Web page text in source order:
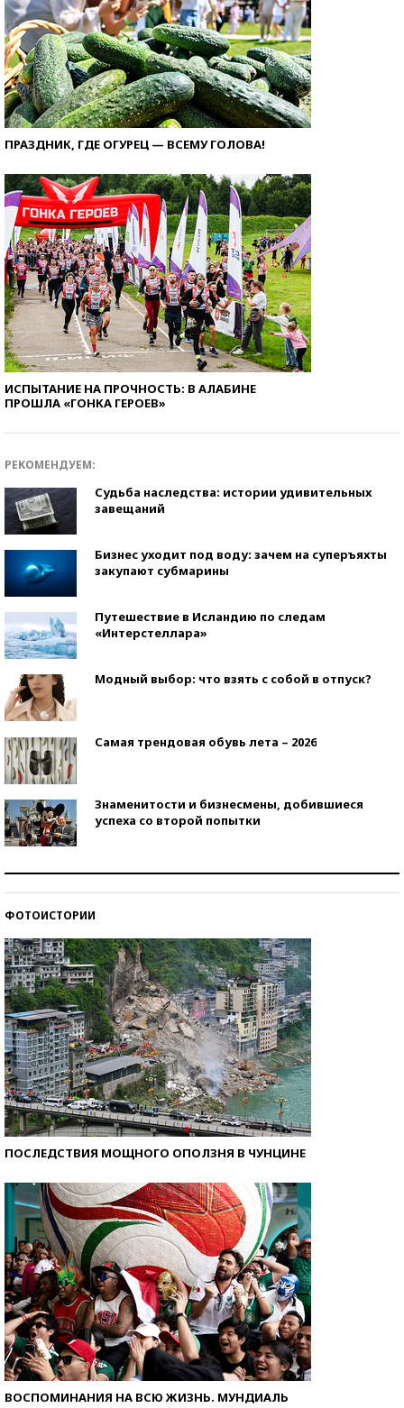
ПРАЗДНИК, ГДЕ ОГУРЕЦ — ВСЕМУ ГОЛОВА!
ИСПЫТАНИЕ НА ПРОЧНОСТЬ: В АЛАБИНЕ
ПРОШЛА «ГОНКА ГЕРОЕВ»
РЕКОМЕНДУЕМ:
Судьба наследства: истории удивительных
завещаний
Бизнес уходит под воду: зачем на суперъяхты
закупают субмарины
Путешествие в Исландию по следам
«Интерстеллара»
Модный выбор: что взять с собой в отпуск?
Самая трендовая обувь лета – 2026
Знаменитости и бизнесмены, добившиеся
успеха со второй попытки
ФОТОИСТОРИИ
ПОСЛЕДСТВИЯ МОЩНОГО ОПОЛЗНЯ В ЧУНЦИНЕ
ВОСПОМИНАНИЯ НА ВСЮ ЖИЗНЬ. МУНДИАЛЬ